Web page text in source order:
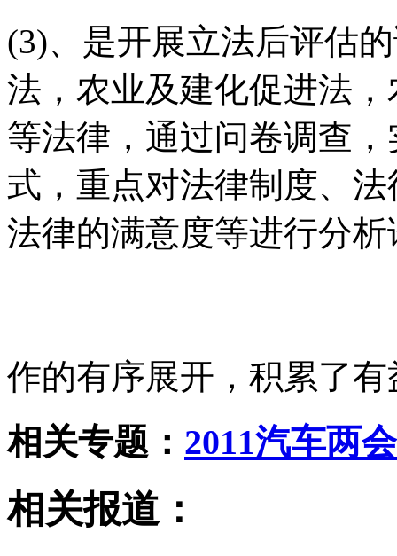
(3)、是开展立法后评估
法，农业及建化促进法
等法律，通过问卷调查
式，重点对法律制度、
法律的满意度等进行分
作的有序展开，积累了
相关专题： 2011汽车两会
相关报道：